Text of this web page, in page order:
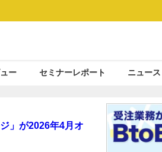
ー セミナーレポート ニュース
」が2026年4月オ